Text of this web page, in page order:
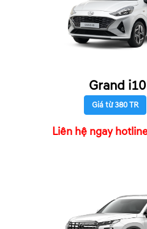
Grand
Giá từ 380 TR
Liên hệ ngay